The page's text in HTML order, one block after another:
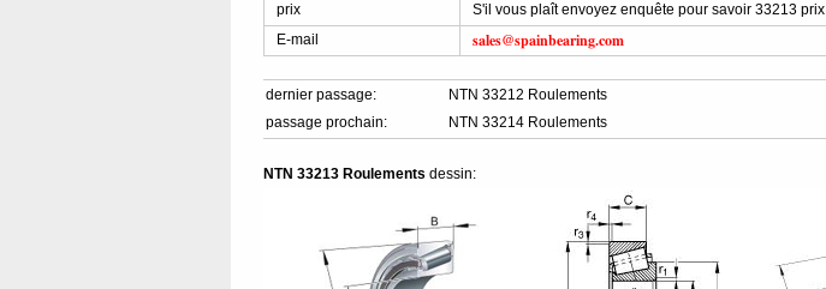
prix
S'il vous plaît envoyez enquête pour savoir 33213 prix
E-mail
sales@spainbearing.com
dernier passage:
NTN 33212 Roulements
passage prochain:
NTN 33214 Roulements
NTN 33213 Roulements dessin: